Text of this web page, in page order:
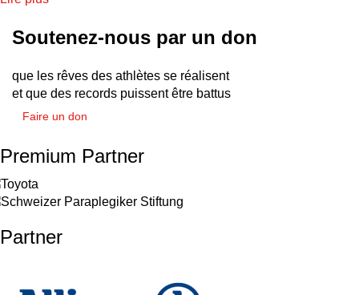
Soutenez-nous par un don
que les rêves des athlètes se réalisent
et que des records puissent être battus
Faire un don
Premium Partner
Partner